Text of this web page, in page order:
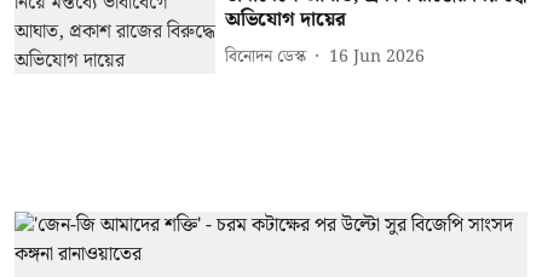
অভিযোগ দায়ের
বিনোদন ডেস্ক 16 Jun 2026